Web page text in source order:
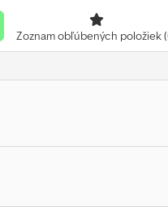
Zoznam obľúbených položiek